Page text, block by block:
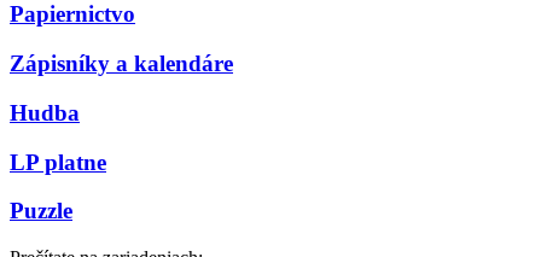
Papiernictvo
Zápisníky a kalendáre
Hudba
LP platne
Puzzle